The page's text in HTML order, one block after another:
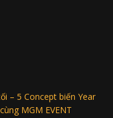
– 5 Concept biến Year
MGM EVENT